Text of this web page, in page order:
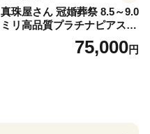
真珠屋さん 冠婚葬祭 8.5～9.0
ミリ高品質プラチナピアス P
t900 志摩産アコヤ真珠 ブラ
ックパール 黒真珠75,000円